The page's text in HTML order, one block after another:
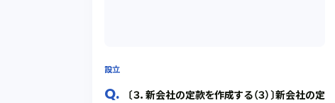
設立
〔３．新会社の定款を作成する（３）〕新会社の定